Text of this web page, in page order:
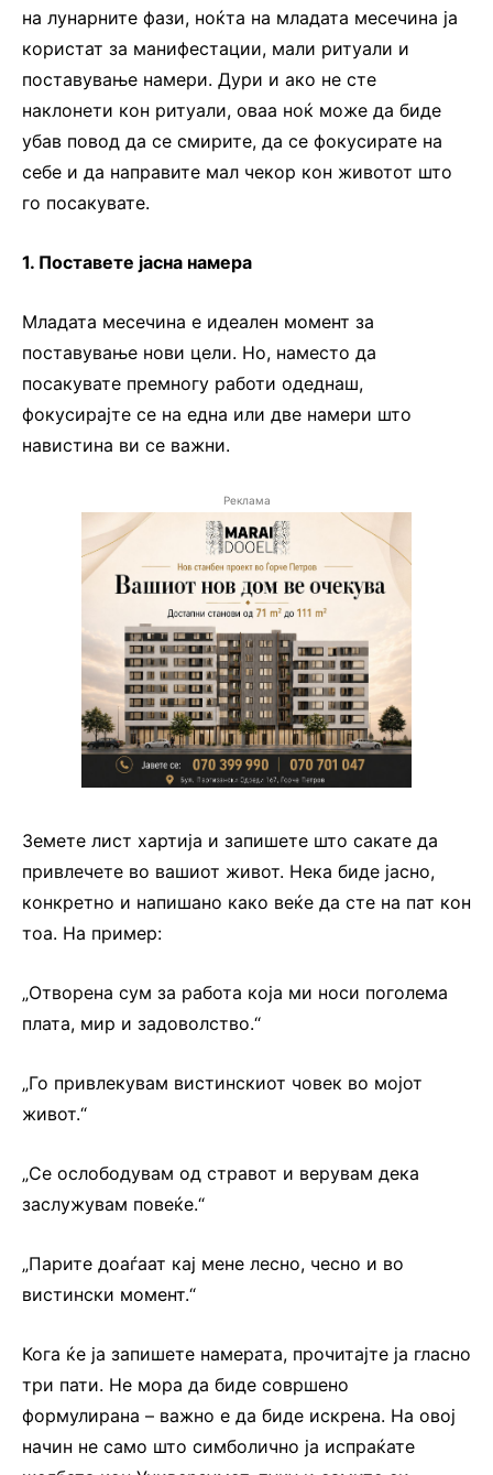
на лунарните фази, ноќта на младата месечина ја
користат за манифестации, мали ритуали и
поставување намери. Дури и ако не сте
наклонети кон ритуали, оваа ноќ може да биде
убав повод да се смирите, да се фокусирате на
себе и да направите мал чекор кон животот што
го посакувате.
1. Поставете јасна намера
Младата месечина е идеален момент за
поставување нови цели. Но, наместо да
посакувате премногу работи одеднаш,
фокусирајте се на една или две намери што
навистина ви се важни.
Реклама
Земете лист хартија и запишете што сакате да
привлечете во вашиот живот. Нека биде јасно,
конкретно и напишано како веќе да сте на пат кон
тоа. На пример:
„Отворена сум за работа која ми носи поголема
плата, мир и задоволство.“
„Го привлекувам вистинскиот човек во мојот
живот.“
„Се ослободувам од стравот и верувам дека
заслужувам повеќе.“
„Парите доаѓаат кај мене лесно, чесно и во
вистински момент.“
Кога ќе ја запишете намерата, прочитајте ја гласно
три пати. Не мора да биде совршено
формулирана – важно е да биде искрена. На овој
начин не само што симболично ја испраќате